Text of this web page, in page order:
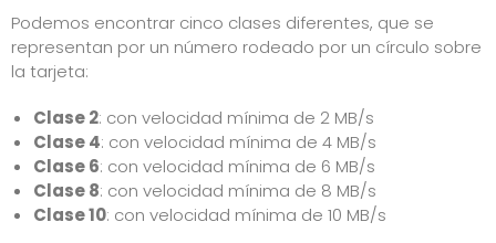
Podemos encontrar cinco clases diferentes, que se
representan por un número rodeado por un círculo sobre
la tarjeta:
Clase 2: con velocidad mínima de 2 MB/s
Clase 4: con velocidad mínima de 4 MB/s
Clase 6: con velocidad mínima de 6 MB/s
Clase 8: con velocidad mínima de 8 MB/s
Clase 10: con velocidad mínima de 10 MB/s